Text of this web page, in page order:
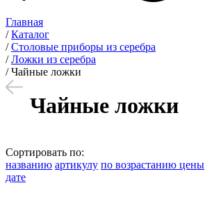
Главная
/Каталог
/Столовые приборы из серебра
/Ложки из серебра
/Чайные ложки
Чайные ложки
Сортировать по:
названию артикулу по возрастанию цены
дате